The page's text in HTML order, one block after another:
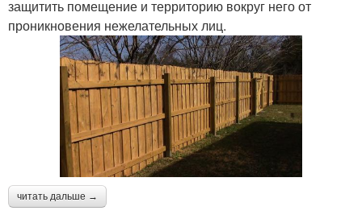
защитить помещение и территорию вокруг него от
проникновения нежелательных лиц.
читать дальше →